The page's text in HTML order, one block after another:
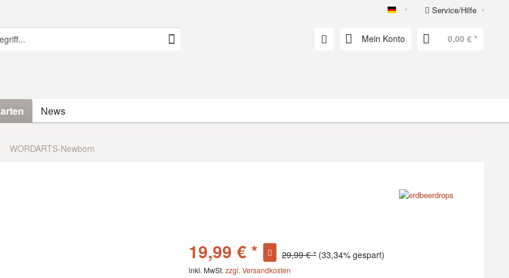
erdbeerdropsService/Hilfe
Mein Konto 0,00 € *
News
WORDARTS-Newborn
19,99 € * 29,99 € * (33,34% gespart)
inkl. MwSt.zzgl. Versandkosten